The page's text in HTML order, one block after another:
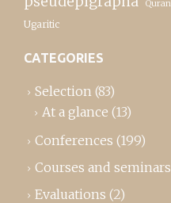
Quran
Ugaritic
CATEGORIES
Selection (83)
At a glance (13)
Conferences (199)
Courses and seminars
Evaluations (2)